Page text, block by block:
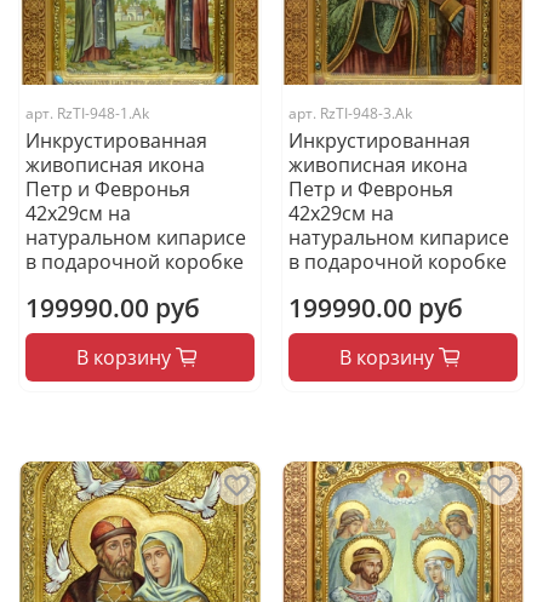
арт. RzTI-948-1.Ak
Инкрустированная
живописная икона
Петр и Февронья
42х29см на
натуральном кипарисе
в подарочной коробке
199990.00 руб
В корзину
арт. RzTI-948-3.Ak
Инкрустированная
живописная икона
Петр и Февронья
42х29см на
натуральном кипарисе
в подарочной коробке
199990.00 руб
В корзину